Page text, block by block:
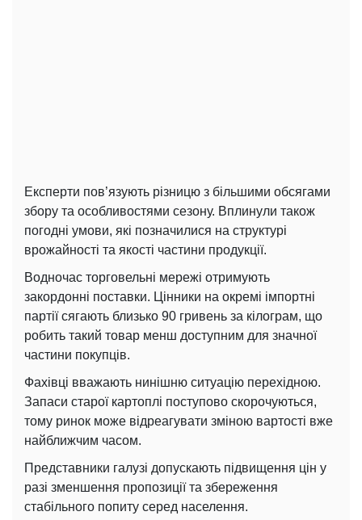
Експерти пов’язують різницю з більшими обсягами
збору та особливостями сезону. Вплинули також
погодні умови, які позначилися на структурі
врожайності та якості частини продукції.
Водночас торговельні мережі отримують
закордонні поставки. Цінники на окремі імпортні
партії сягають близько 90 гривень за кілограм, що
робить такий товар менш доступним для значної
частини покупців.
Фахівці вважають нинішню ситуацію перехідною.
Запаси старої картоплі поступово скорочуються,
тому ринок може відреагувати зміною вартості вже
найближчим часом.
Представники галузі допускають підвищення цін у
разі зменшення пропозиції та збереження
стабільного попиту серед населення.